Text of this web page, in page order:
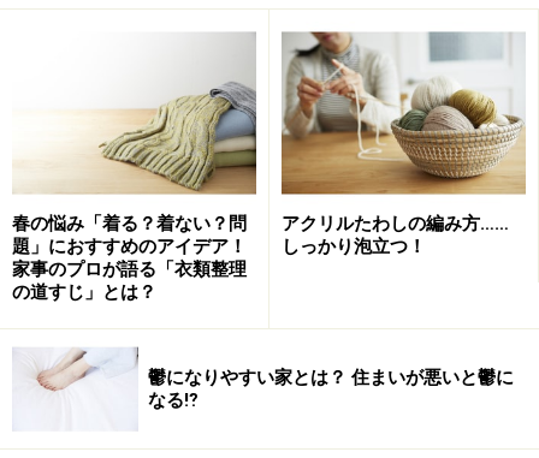
というのも、お母さん目線ではどうしても「汚れ」にフ
ォーカスしがち。家族みんなで、それぞれの不満や気に
なっていることを出し合うと、不思議と急に一体感が生
まれます。
お父さんは週末や年の瀬ギリギリにならないと手伝えな
い、という場合もあるかと思います。「いつまでにやる
のか」を明確にしておくことが大切ですね。
我が家のスケジュール表はこんなふうにいつも手書きで
す。
春の悩み「着る？着ない？問
題」におすすめのアイデア！
家事のプロが語る「衣類整理
の道すじ」とは？
アクリルたわしの編み方……
しっかり泡立つ！
鬱になりやすい家とは？ 住まいが悪いと鬱に
なる⁉